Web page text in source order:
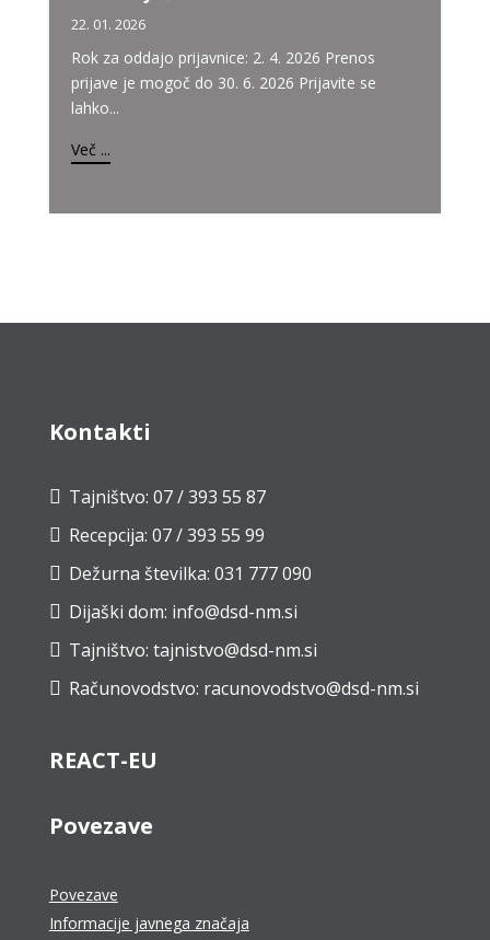
22. 01. 2026
Rok za oddajo prijavnice: 2. 4. 2026 Prenos
prijave je mogoč do 30. 6. 2026 Prijavite se
lahko...
Več ...
Kontakti
 Tajništvo: 07 / 393 55 87
 Recepcija: 07 / 393 55 99
 Dežurna številka: 031 777 090
 Dijaški dom: info@dsd-nm.si
 Tajništvo: tajnistvo@dsd-nm.si
 Računovodstvo: racunovodstvo@dsd-nm.si
REACT-EU
Povezave
Povezave
Informacije javnega značaja